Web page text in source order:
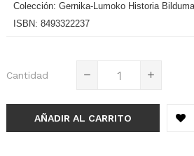
Colección: Gernika-Lumoko Historia
ISBN: 8493322237
Cantidad
AÑADIR AL CARRITO